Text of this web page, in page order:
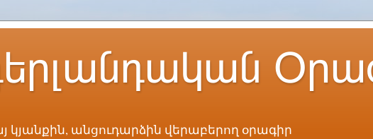
կյանքին, անցուդարձին վերաբերող օրագիր